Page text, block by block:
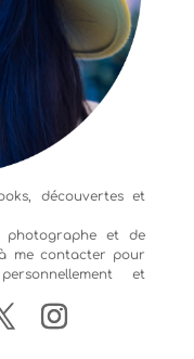
découvertes et
photographeet de
me contacter pour
et